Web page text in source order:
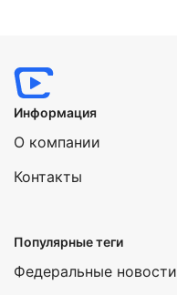
Информация
О компании
Контакты
Популярные теги
Федеральные новости